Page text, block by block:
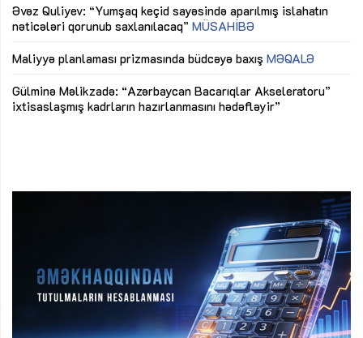
Əvəz Quliyev: “Yumşaq keçid sayəsində aparılmış islahatın
nəticələri qorunub saxlanılacaq” MÜSAHİBƏ
Maliyyə planlaması prizmasında büdcəyə baxış MƏQALƏ
Gülminə Məlikzadə: “Azərbaycan Bacarıqlar Akseleratoru”
ixtisaslaşmış kadrların hazırlanmasını hədəfləyir”